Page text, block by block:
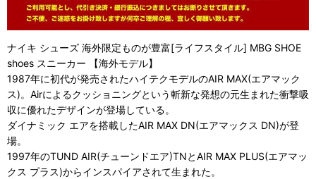
ナイキ シューズ 海外限定ものが豊富[ライフスタイル] MBG SHOE
shoes スニーカー 【海外モデル】
1987年に初代が発売されたハイテクモデルのAIR MAX(エアマック
ス)。Airによるクッショニングという斬新な発想の元生まれた衝撃吸
収に優れたデザインが登場している。
ダイナミック エアを搭載したAIR MAX DN(エアマックス DN)が登
場。
1997年のTUND AIR(チューンドエア)TNとAIR MAX PLUS(エアマッ
クス プラス)からインスパイアされて生まれた。